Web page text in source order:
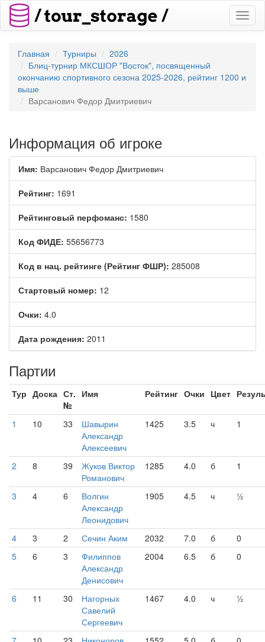
Главная Турниры
2026
Блиц-турнир МКСШОР "Восток", посвященный
окончанию спортивного сезона 2025-2026, рейтинг 1200 и
выше
Варсанович Федор Дмитриевич
Информация об игроке
Имя: Варсанович Федор Дмитриевич
Рейтинг: 1691
Рейтинговый перфоманс: 1580
Код ФИДЕ: 55656773
Код в нац. рейтинге (Рейтинг ФШР): 285008
Стартовый номер: 12
Очки: 4.0
Дата рождения: 2011
Партии
Тур Доска Ст.
№
Имя Рейтинг Очки Цвет
1 10 33
Шавырин
Александр
Алексеевич
1425 3.5 ч 1
2 8 39
Жуков Виктор
Романович
1285 4.0 б 1
3 4 6
Волгин
Александр
Леонидович
1905 4.5 ч ½
4 3 2 Сечин Аким 2032 7.0 б
0
5
6 3
Филиппов
Александр
Денисович
2004 6.5 б 0
6 11 30
Нагорных
Савелий
Сергеевич
1467 4.0 ч ½